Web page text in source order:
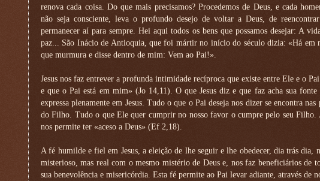
renova cada coisa. Do que mais precisamos? Procedemos de Deus, e cada
não seja consciente, leva o profundo desejo de voltar a Deus, de
permanecer aí para sempre. Hei aqui todos os bens que possamos desejar: A
paz... São Inácio de Antioquia, que foi mártir no início do século dizia: «Há em
que murmura e disse dentro de mim: Vem ao Pai!».
Jesus nos faz entrever a profunda intimidade recíproca que existe entre Ele e o
e que o Pai está em mim» (Jo 14,11). O que Jesus diz e que faz acha sua
expressa plenamente em Jesus. Tudo o que o Pai deseja nos dizer se encontra nas
do Filho. Tudo o que Ele quer cumprir no nosso favor o cumpre pelo seu
nos permite ter «aceso a Deus» (Ef 2,18).
A fé humilde e fiel em Jesus, a eleição de lhe seguir e lhe obedecer, dia trás dia,
misterioso, mas real com o mesmo mistério de Deus e, nos faz beneficiários de
sua benevolência e misericórdia. Esta fé permite ao Pai levar adiante, através de